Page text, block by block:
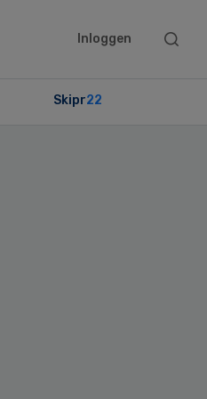
Inloggen
Search
Skipr22